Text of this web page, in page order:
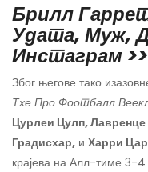
Брилл
Удата, Муж,
Инстаграм >>
Због његове тако
Тхе Про Фоотбалл
Цурлеи Цулп,
Градисхар, и Харри
крајева на Алл-тиме 3-